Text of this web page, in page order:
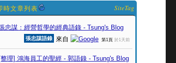
SiteTag